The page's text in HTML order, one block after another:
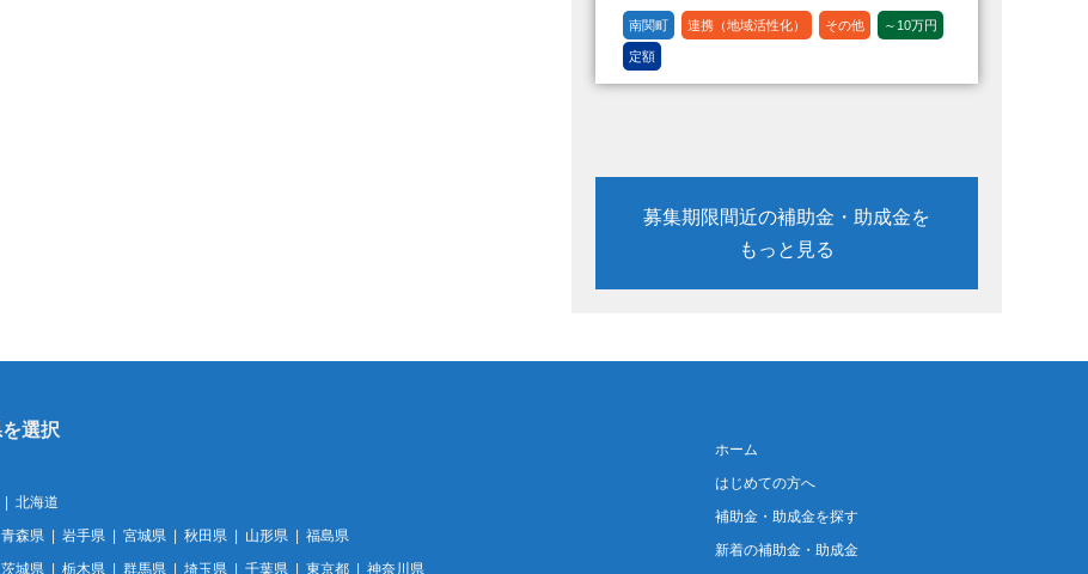
南関町 連携（地域活性化） その他 ～10万円
定額
募集期限間近の補助金・助成金を
もっと見る
北海道
青森県 岩手県 宮城県 秋田県 山形県
福島県
茨城県 栃木県 群馬県 埼玉県 千葉県 東京都 神奈川県
ホーム
はじめての方へ
補助金・助成金を探す
新着の補助金・助成金